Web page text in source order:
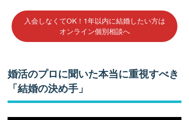
入会しなくてOK！1年以内に結婚したい方は
オンライン個別相談へ
婚活のプロに聞いた本当に重視すべき
「結婚の決め手」